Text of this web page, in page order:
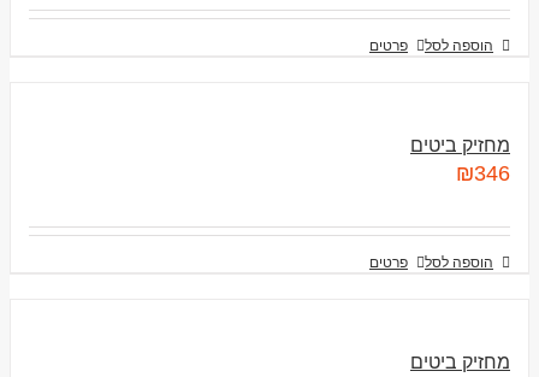
הוספה לסל פרטים
מחזיק ביטים
₪346
הוספה לסל פרטים
מחזיק ביטים